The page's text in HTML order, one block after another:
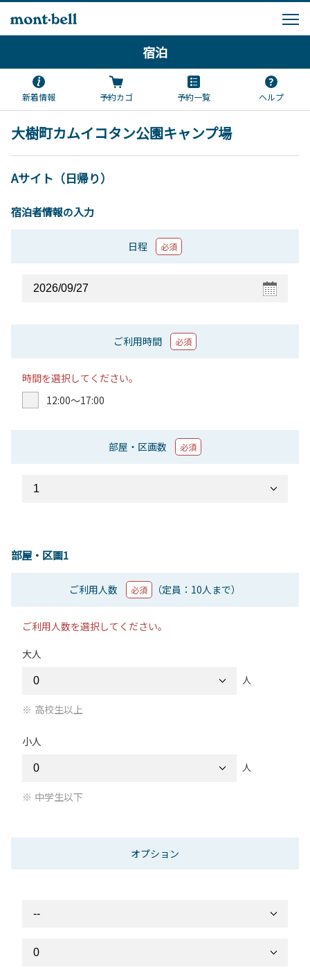
宿泊
新着情報 予約カゴ 予約一覧 ヘルプ
大樹町カムイコタン公園キャンプ場
Aサイト（日帰り）
宿泊者情報の入力
日程 必須
ご利用時間 必須
時間を選択してください。
12:00〜17:00
部屋・区画数 必須
部屋・区画1
ご利用人数 必須 （定員：10人まで）
ご利用人数を選択してください。
大人
人
高校生以上
小人
人
中学生以下
オプション